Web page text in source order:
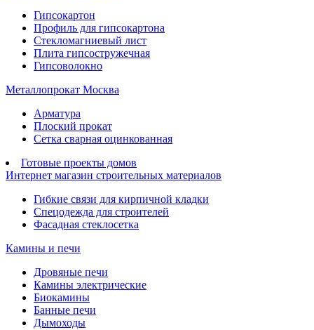
Гипсокартон
Профиль для гипсокартона
Стекломагниевый лист
Плита гипсостружечная
Гипсоволокно
Металлопрокат Москва
Арматура
Плоский прокат
Сетка сварная оцинкованная
Готовые проекты домов
Интернет магазин строительных материалов
Гибкие связи для кирпичной кладки
Спецодежда для строителей
Фасадная стеклосетка
Камины и печи
Дровяные печи
Камины электрические
Биокамины
Банные печи
Дымоходы